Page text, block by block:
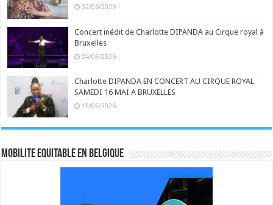
02/06/2026
Concert inédit de Charlotte DIPANDA au Cirque royal à
Bruxelles
24/05/2026
Charlotte DIPANDA EN CONCERT AU CIRQUE ROYAL
SAMEDI 16 MAI A BRUXELLES
15/05/2026
MOBILITE EQUITABLE EN BELGIQUE